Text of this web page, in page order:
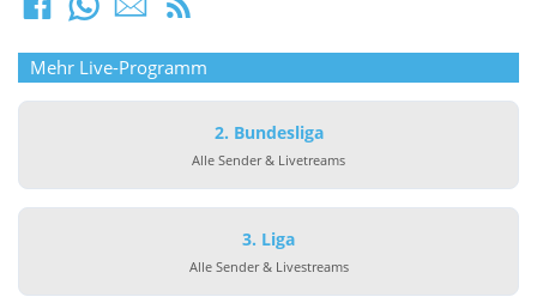
Mehr Live-Programm
2. Bundesliga
Alle Sender & Livetreams
3. Liga
Alle Sender & Livestreams